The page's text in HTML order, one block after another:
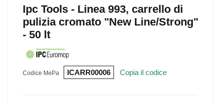
Ipc Tools - Linea 993, carrello di
pulizia cromato "New Line/Strong"
- 50 lt
Codice MePa ICARR00006 Copia il codice